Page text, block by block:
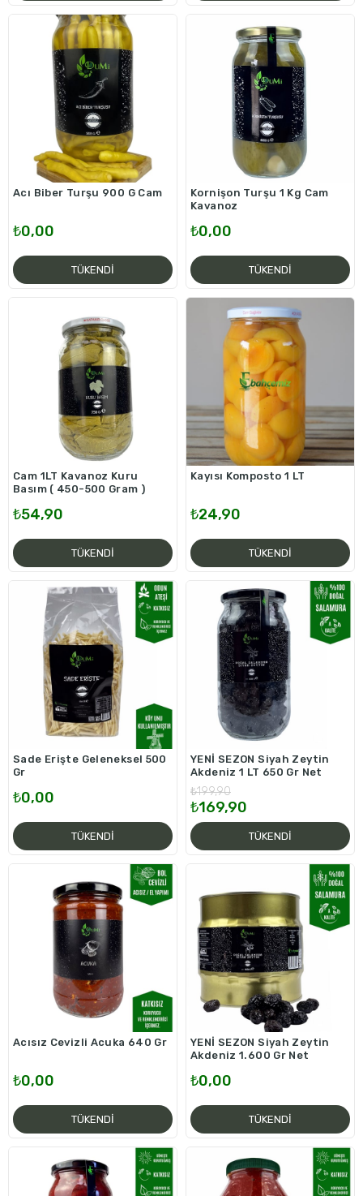
TÜKENDI
Acı Biber Turşu 900 G Cam
₺0,00
TÜKENDI
Kornişon Turşu 1 Kg Cam
Kavanoz
₺0,00
TÜKENDI
Cam 1LT Kavanoz Kuru
Basım ( 450-500 Gram )
₺54,90
TÜKENDI
Kayısı Komposto 1 LT
₺24,90
TÜKENDI
Sade Erişte Geleneksel 500
Gr
₺0,00
TÜKENDI
YENİ SEZON Siyah Zeytin
Akdeniz 1 LT 650 Gr Net
₺169,90
₺199,90
TÜKENDI
Acısız Cevizli Acuka 640 Gr
₺0,00
TÜKENDI
YENİ SEZON Siyah Zeytin
Akdeniz 1.600 Gr Net
₺0,00